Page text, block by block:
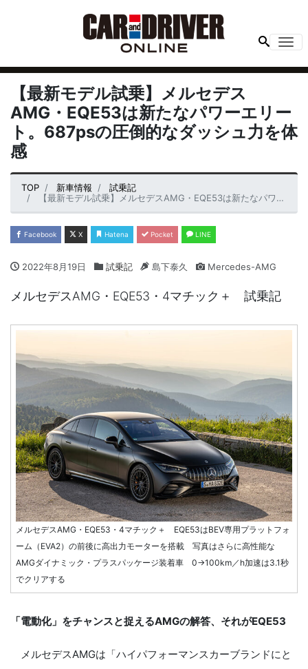
【最新モデル試乗】メルセデス
AMG・EQE53は新たなパワーエリー
ト。687psの圧倒的なダッシュ力を体
感
TOP 新車情報
試乗記
【最新モデル試乗】メルセデスAMG・EQE53は新たなパワーエリート。687psの圧倒的なダッシュ力を体感
Facebook X Hatena Pocket LINE
2022年8月19日 試乗記 島下泰久 Mercedes-AMG
メルセデスAMG・EQE53・4マチック＋ 試乗記
メルセデスAMG・EQE53・4マチック＋ EQE53はBEV専用プラットフォ
ーム（EVA2）の前後に高出力モーターを搭載 写真はさらに高性能な
AMGダイナミック・プラスパッケージ装着車 0→100km／h加速は3.1秒
でクリアする
「電動化」をチャンスと捉えるAMGの解答、それがEQE53
メルセデスAMGは「ハイパフォーマンスカーブランドにと